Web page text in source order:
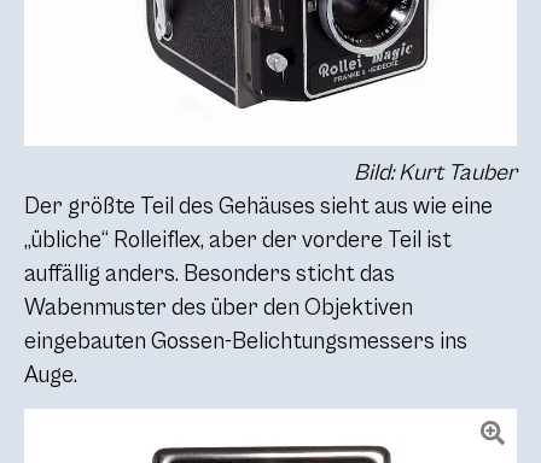
Bild: Kurt Tauber
Der größte Teil des Gehäuses sieht aus wie eine
„übliche“ Rolleiflex, aber der vordere Teil ist
auffällig anders. Besonders sticht das
Wabenmuster des über den Objektiven
eingebauten Gossen-Belichtungsmessers ins
Auge.